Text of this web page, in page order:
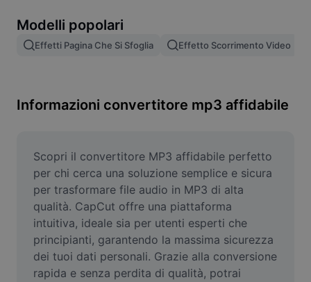
Unione di immagini
Ridimensiona l'immagine
Generatore di meme
AI Text Remover
AI People Remover
AI Inpainting
Face Cutout
Modelli popolari
Effetti Pagina Che Si Sfoglia Effetto Scorrimento Video
Informazioni convertitore mp3 affidabile
Scopri il convertitore MP3 affidabile perfetto
per chi cerca una soluzione semplice e sicura
per trasformare file audio in MP3 di alta
qualità. CapCut offre una piattaforma
intuitiva, ideale sia per utenti esperti che
principianti, garantendo la massima sicurezza
dei tuoi dati personali. Grazie alla conversione
rapida e senza perdita di qualità, potrai